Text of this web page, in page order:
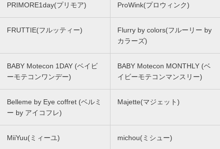
PRIMORE1day(プリモア) ProWink(プロウィンク)
FRUTTIE(フルッティー)
Flurry by colors(フルーリー by
カラーズ)
BABY Motecon 1DAY (ベイビ
ーモテコンワンデー)
BABY Motecon MONTHLY (ベ
イビーモテコンマンスリー)
Belleme by Eye coffret (ベルミ
ー by アイコフレ)
Majette(マジェット)
MiiYuu(ミィーユ) michou(ミシュー)